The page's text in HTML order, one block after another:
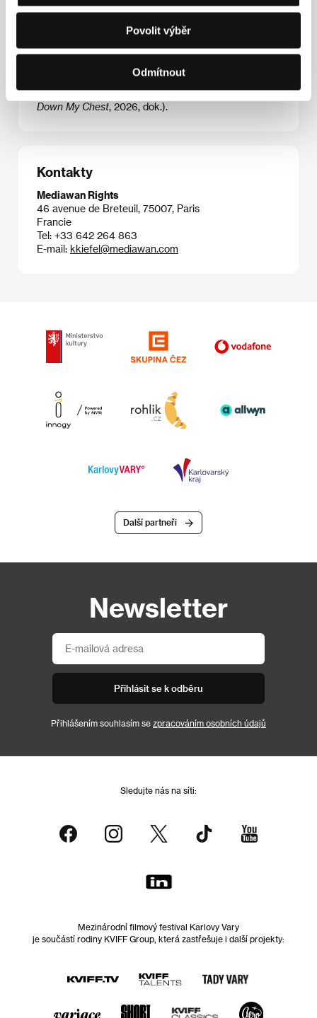
Povolit výběr
Odmítnout
Viv Li. Filmografie:I Don‘t Feel At Home Anywhere
(2020, kr., dok.), Přes řeky a moře
, 2024, kr.),You jian chui yan
Dvě hory tíží moji hruď(Two Mountains Weighing
Down My Chest, 2026, dok.).
Kontakty
Mediawan Rights
46 avenue de Breteuil, 75007, Paris
Francie
Tel: +33 642 264 863
E-mail: kkiefel@mediawan.com
Další partneři
Newsletter
Přihlásit se k odběru
Přihlášením souhlasím se zpracováním osobních údajů
Sledujte nás na síti:
Mezinárodní filmový festival Karlovy Vary
je součástí rodiny KVIFF Group, která zastřešuje i další projekty: